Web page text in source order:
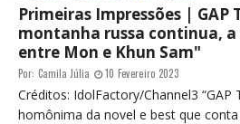
Primeiras Impressões | GAP
montanha russa continua,
entre Mon e Khun Sam"
Por: Camila Júlia 10 Fevereiro 2023
Créditos: IdolFactory/Channel3 “GAP
homônima da novel e best que